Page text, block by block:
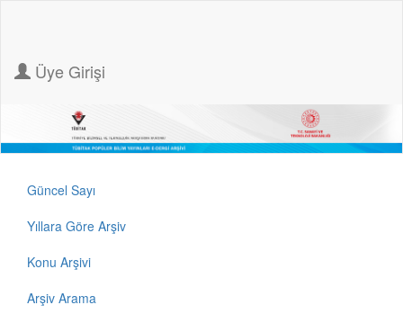
Üye Girişi
Güncel Sayı
Yıllara Göre Arşiv
Konu Arşivi
Arşiv Arama